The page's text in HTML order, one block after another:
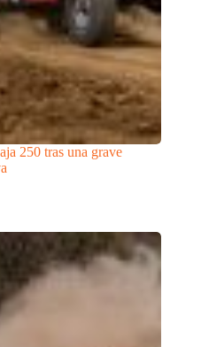
250 tras una grave